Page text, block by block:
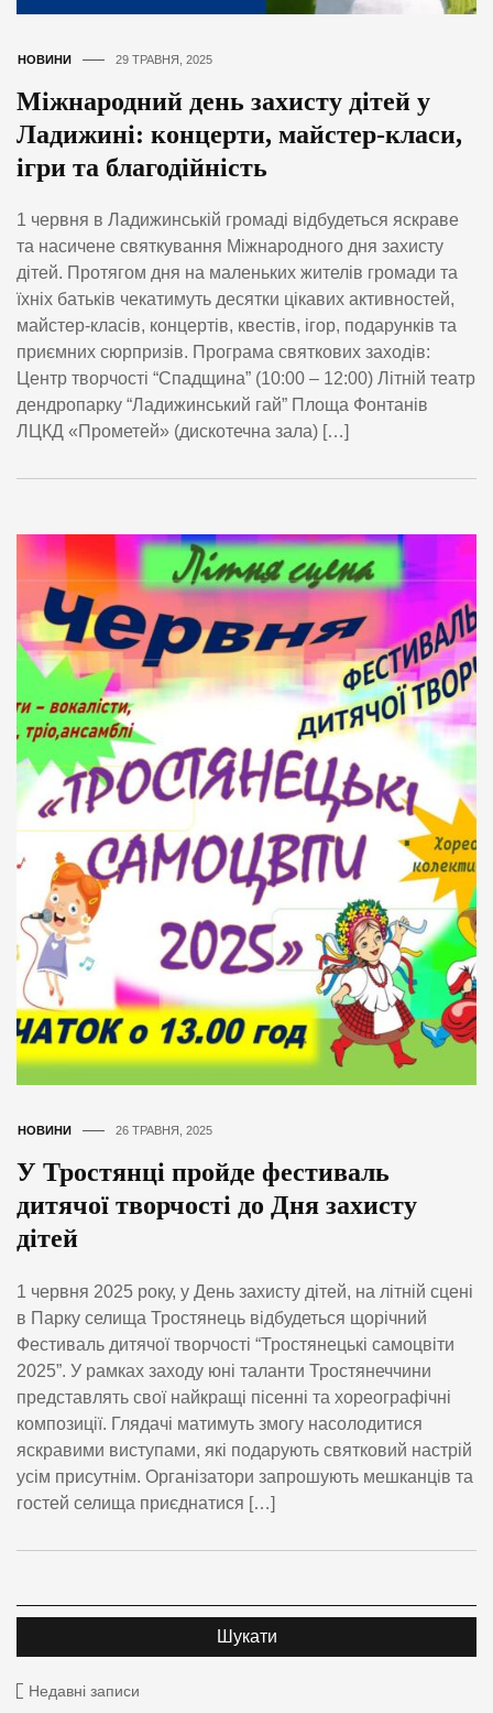
НОВИНИ 29 ТРАВНЯ, 2025
Міжнародний день захисту дітей у
Ладижині: концерти, майстер-класи,
ігри та благодійність
1 червня в Ладижинській громаді відбудеться яскраве
та насичене святкування Міжнародного дня захисту
дітей. Протягом дня на маленьких жителів громади та
їхніх батьків чекатимуть десятки цікавих активностей,
майстер-класів, концертів, квестів, ігор, подарунків та
приємних сюрпризів. Програма святкових заходів:
Центр творчості “Спадщина” (10:00 – 12:00) Літній театр
дендропарку “Ладижинський гай” Площа Фонтанів
ЛЦКД «Прометей» (дискотечна зала) […]
НОВИНИ 26 ТРАВНЯ, 2025
У Тростянці пройде фестиваль
дитячої творчості до Дня захисту
дітей
1 червня 2025 року, у День захисту дітей, на літній сцені
в Парку селища Тростянець відбудеться щорічний
Фестиваль дитячої творчості “Тростянецькі самоцвіти
2025”. У рамках заходу юні таланти Тростянеччини
представлять свої найкращі пісенні та хореографічні
композиції. Глядачі матимуть змогу насолодитися
яскравими виступами, які подарують святковий настрій
усім присутнім. Організатори запрошують мешканців та
гостей селища приєднатися […]
Недавні записи